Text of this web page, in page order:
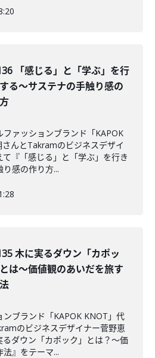
「感じる」と「学ぶ」を行
る～サステナの手触り感の
ァッションブランド「KAPOK
んとTakramのビジネスデザイ
『「感じる」と「学ぶ」を行き
感の作り方...
木に実るダウン「カポッ
は～価値観のあいだを旅す
ブランド「KAPOK KNOT」代
のビジネスデザイナー菅野恵
ダウン「カポック」とは？～価
』をテーマ...